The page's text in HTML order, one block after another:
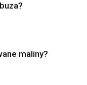
maliny?